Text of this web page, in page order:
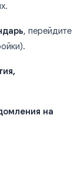
, перейдите
на